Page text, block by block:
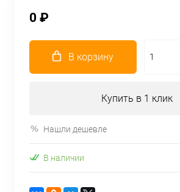
0 ₽
В корзину
Купить в 1 клик
Нашли дешевле
В наличии